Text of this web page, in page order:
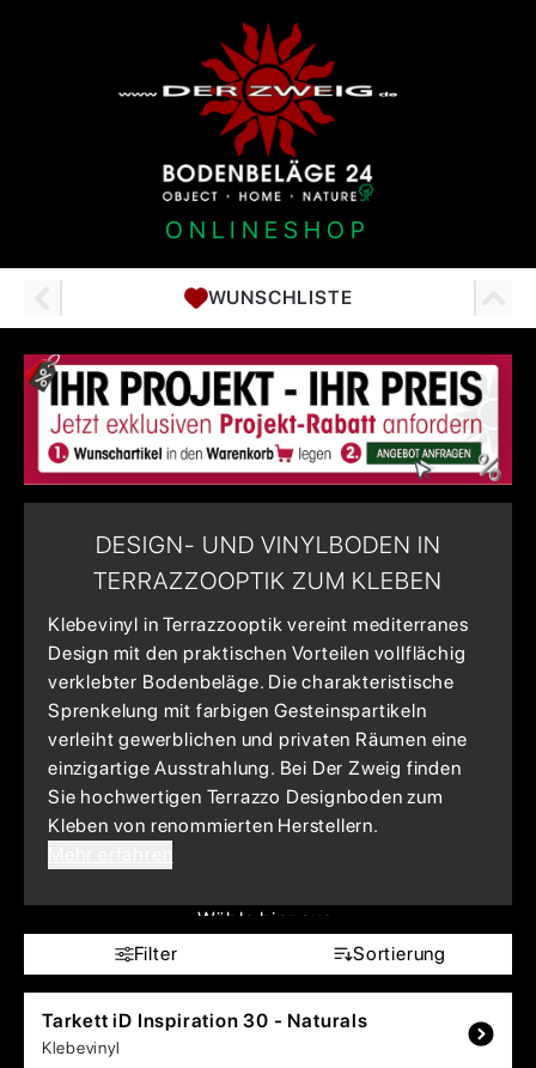
ONLINESHOP
WUNSCHLISTE
DESIGN- UND VINYLBODEN IN
TERRAZZOOPTIK ZUM KLEBEN
Klebevinyl in Terrazzooptik vereint mediterranes
Design mit den praktischen Vorteilen vollflächig
verklebter Bodenbeläge. Die charakteristische
Sprenkelung mit farbigen Gesteinspartikeln
verleiht gewerblichen und privaten Räumen eine
einzigartige Ausstrahlung. Bei Der Zweig finden
Sie hochwertigen Terrazzo Designboden zum
Kleben von renommierten Herstellern.
Wähle hier aus:
Filter
Sortierung
Tarkett iD Inspiration 30 - Naturals
Klebevinyl